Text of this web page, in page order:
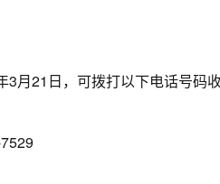
3月21日，可拨打以下电话号码